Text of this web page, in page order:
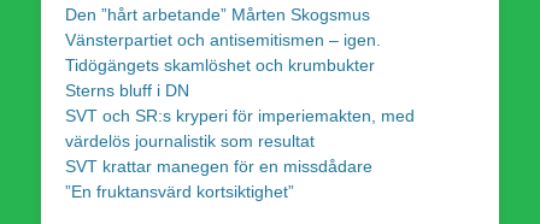
Den ”hårt arbetande” Mårten Skogsmus
Vänsterpartiet och antisemitismen – igen.
Tidögängets skamlöshet och krumbukter
Sterns bluff i DN
SVT och SR:s kryperi för imperiemakten, med
värdelös journalistik som resultat
SVT krattar manegen för en missdådare
”En fruktansvärd kortsiktighet”